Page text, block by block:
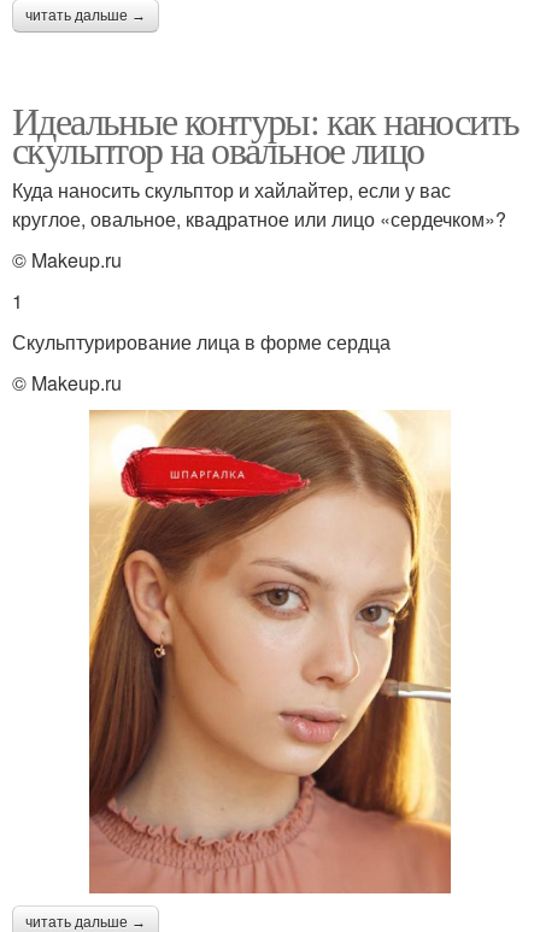
читать дальше →
Идеальные контуры: как наносить
скульптор на овальное лицо
Куда наносить скульптор и хайлайтер, если у вас
круглое, овальное, квадратное или лицо «сердечком»?
© Makeup.ru
1
Скульптурирование лица в форме сердца
© Makeup.ru
читать дальше →